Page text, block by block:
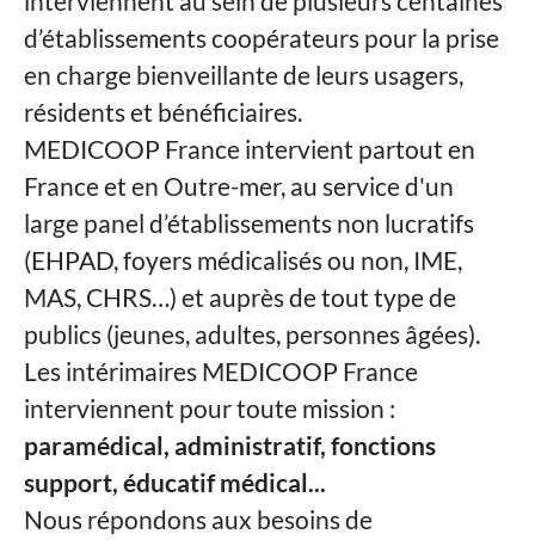
d’établissements coopérateurs pour la prise
en charge bienveillante de leurs usagers,
résidents et bénéficiaires.
MEDICOOP France intervient partout en
France et en Outre-mer, au service d'un
large panel d’établissements non lucratifs
(EHPAD, foyers médicalisés ou non, IME,
MAS, CHRS…) et auprès de tout type de
publics (jeunes, adultes, personnes âgées).
Les intérimaires MEDICOOP France
interviennent pour toute mission :
paramédical, administratif, fonctions
support, éducatif médical...
Nous répondons aux besoins de